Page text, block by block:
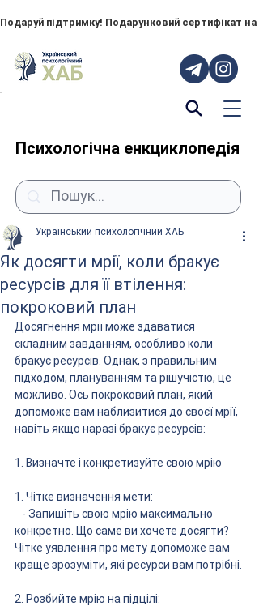
Подаруй підтримку! Подарунковий сертифікат
Психологічна енкциклопедія
Як досягти мрії, коли бракує
ресурсів для її втілення:
покроковий план
Український психологічний ХАБ
Досягнення мрії може здаватися
складним завданням, особливо коли
бракує ресурсів. Однак, з правильним
підходом, плануванням та рішучістю, це
можливо. Ось покроковий план, який
допоможе вам наблизитися до своєї мрії,
навіть якщо наразі бракує ресурсів:
1. Визначте і конкретизуйте свою мрію
1. Чітке визначення мети:
конкретно. Що саме ви хочете досягти?
Чітке уявлення про мету допоможе вам
краще зрозуміти, які ресурси вам потрібні.
2. Розбийте мрію на підцілі: